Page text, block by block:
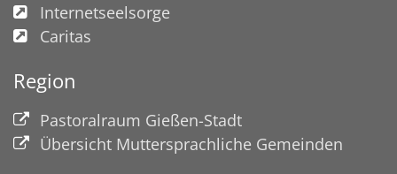
Internetseelsorge
Caritas
Region
Pastoralraum Gießen-Stadt
Übersicht Muttersprachliche Gemeinden